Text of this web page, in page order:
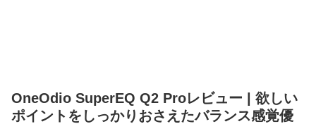
OneOdio SuperEQ Q2 Proレビュー | 欲しい
ポイントをしっかりおさえたバランス感覚優